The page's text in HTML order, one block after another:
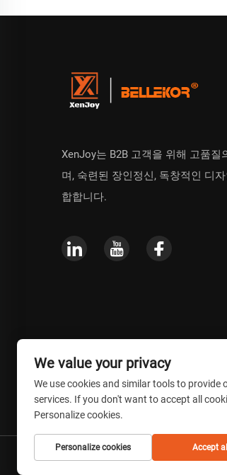
XenJoy는 B2B 고객을 위해 고품질
며, 숙련된 장인정신, 독창적인 디
합합니다.
We value your privacy
We use cookies and similar tools to provide
services. If you don't want to accept all
Personalize cookies.
Personalize cookies Accept all